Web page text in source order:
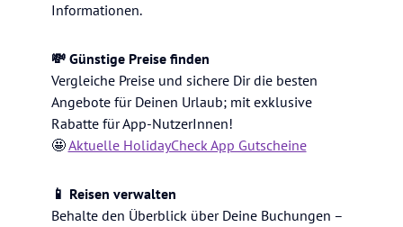
Informationen.
💸 Günstige Preise finden
Vergleiche Preise und sichere Dir die besten
Angebote für Deinen Urlaub; mit exklusive
Rabatte für App-NutzerInnen!
🤩Aktuelle HolidayCheck App Gutscheine
📱 Reisen verwalten
Behalte den Überblick über Deine Buchungen –